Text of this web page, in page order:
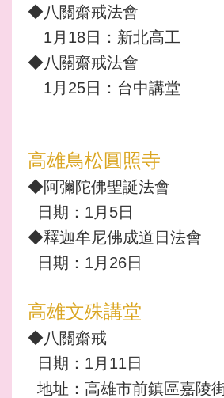
◆八關齋戒法會
1月18日：新北高工
◆八關齋戒法會
1月25日：台中講堂
高雄鳥松圓照寺
◆阿彌陀佛聖誕法會
日期：1月5日
◆釋迦牟尼佛成道日法會
日期：1月26日
高雄文殊講堂
◆八關齋戒
日期：1月11日
地址：高雄市前鎮區嘉陵